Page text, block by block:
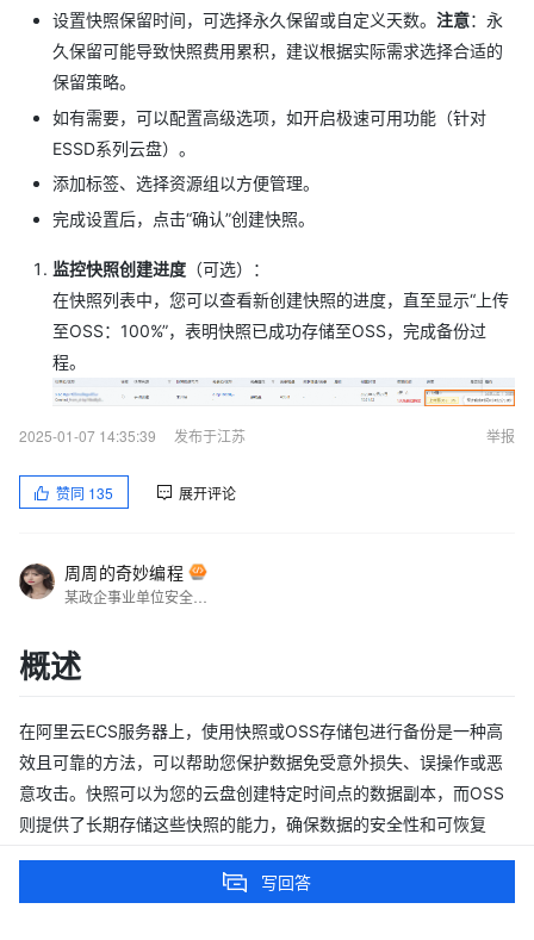
设置快照保留时间，可选择永久保留或自定义天数。 注意：永
久保留可能导致快照费用累积，建议根据实际需求选择合适的
保留策略。
如有需要，可以配置高级选项，如开启极速可用功能（针对
ESSD系列云盘）。
添加标签、选择资源组以方便管理。
完成设置后，点击“确认”创建快照。
监控快照创建进度 （可选）：
在快照列表中，您可以查看新创建快照的进度，直至显示“上传
至OSS：100%”，表明快照已成功存储至OSS，完成备份过
程。
2025-01-07 14:35:39 发布于江苏 举报
赞同 135 展开评论
周周的奇妙编程
概述
在阿里云ECS服务器上，使用快照或OSS存储包进行备份是一种高
效且可靠的方法，可以帮助您保护数据免受意外损失、误操作或恶
意攻击。快照可以为您的云盘创建特定时间点的数据副本，而OSS
则提供了长期存储这些快照的能力，确保数据的安全性和可恢复
写回答